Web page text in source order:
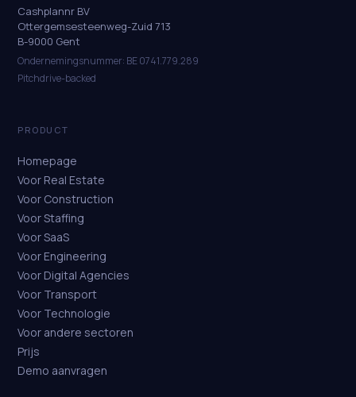
Cashplannr BV
Ottergemsesteenweg-Zuid 713
B-9000 Gent
Ondernemingsnummer: BE 0741.779.289
Pitchdrive-backed
PRODUCT
Homepage
Voor Real Estate
Voor Construction
Voor Staffing
Voor SaaS
Voor Engineering
Voor Digital Agencies
Voor Transport
Voor Technologie
Voor andere sectoren
Prijs
Demo aanvragen